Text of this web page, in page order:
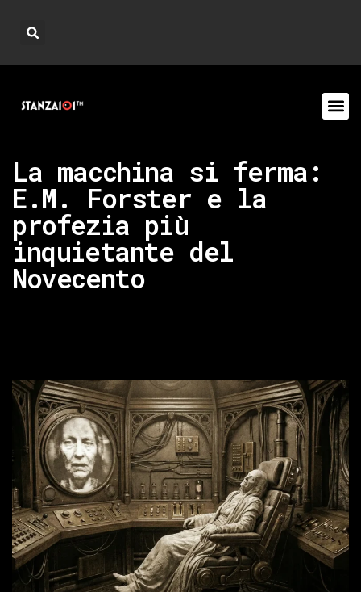
La macchina si ferma:
E.M. Forster e la
profezia più
inquietante del
Novecento